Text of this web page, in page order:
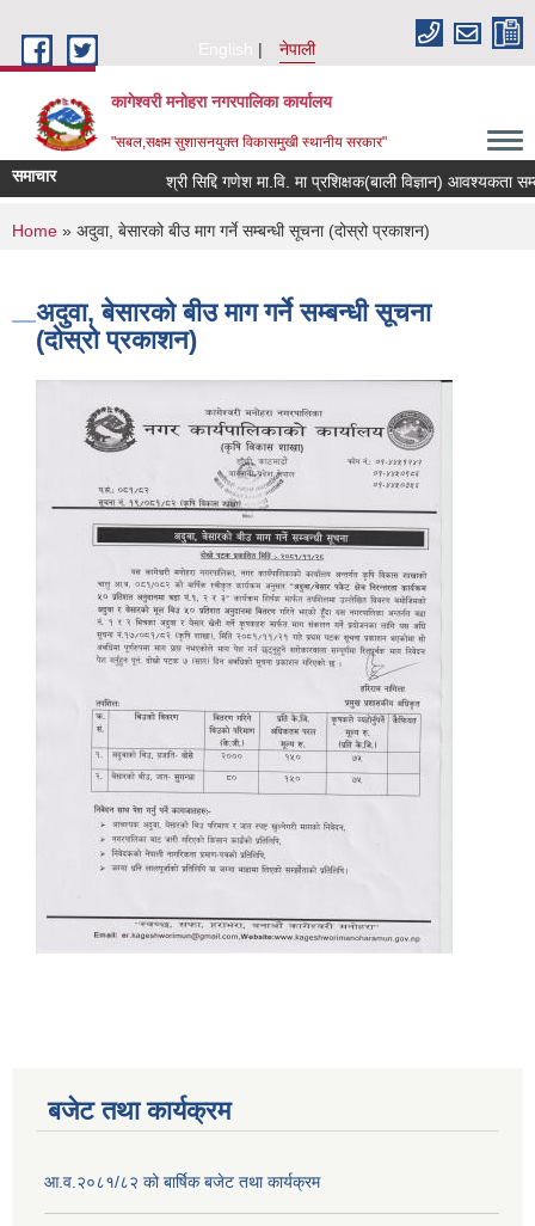
English
नेपाली
कागेश्वरी मनोहरा नगरपालिका कार्यालय
"सबल,सक्षम सुशासनयुक्त विकासमुखी स्थानीय सरकार"
समाचार श्री सिद्दि गणेश मा.वि. मा प्रशिक्षक(बाली विज्ञान) आवश्यकता सम्बन्धी
You are here
Home » अदुवा, बेसारको बीउ माग गर्ने सम्बन्धी सूचना (दोस्रो प्रकाशन)
अदुवा, बेसारको बीउ माग गर्ने सम्बन्धी सूचना
(दोस्रो प्रकाशन)
बजेट तथा कार्यक्रम
आ.व.२०८१/८२ को बार्षिक बजेट तथा कार्यक्रम